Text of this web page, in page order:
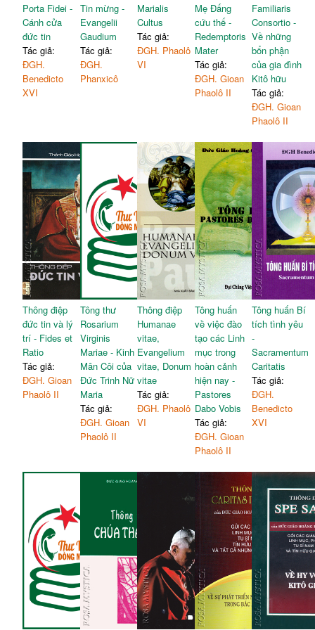
Porta Fidei -
Cánh cửa
đức tin
Tác giả:
ĐGH.
Benedicto
XVI
Tin mừng -
Evangelii
Gaudium
Tác giả:
ĐGH.
Phanxicô
Marialis
Cultus
Tác giả:
ĐGH. Phaolô
VI
Mẹ Đấng
cứu thế -
Redemptoris
Mater
Tác giả:
ĐGH. Gioan
Phaolô II
Familiaris
Consortio -
Về những
bổn phận
của gia đình
Kitô hữu
Tác giả:
ĐGH. Gioan
Phaolô II
Thông điệp
đức tin và lý
trí - Fides et
Ratio
Tác giả:
ĐGH. Gioan
Phaolô II
Tông thư
Rosarium
Virginis
Mariae - Kinh
Mân Côi của
Đức Trinh Nữ
Maria
Tác giả:
ĐGH. Gioan
Phaolô II
Thông điệp
Humanae
vitae,
Evangelium
vitae, Donum
vitae
Tác giả:
ĐGH. Phaolô
VI
Tông huấn
về việc đào
tạo các Linh
mục trong
hoàn cảnh
hiện nay -
Pastores
Dabo Vobis
Tác giả:
ĐGH. Gioan
Phaolô II
Tông huấn Bí
tích tình yêu
-
Sacramentum
Caritatis
Tác giả:
ĐGH.
Benedicto
XVI